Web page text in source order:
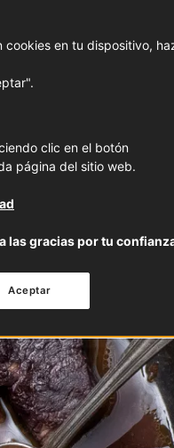
cookies en tu dispositivo,
clic en el botón
página del sitio web.
las gracias por tu
Aceptar